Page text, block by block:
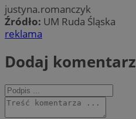
justyna.romanczyk
Źródło: UM Ruda Śląska
reklama
Dodaj komentarz